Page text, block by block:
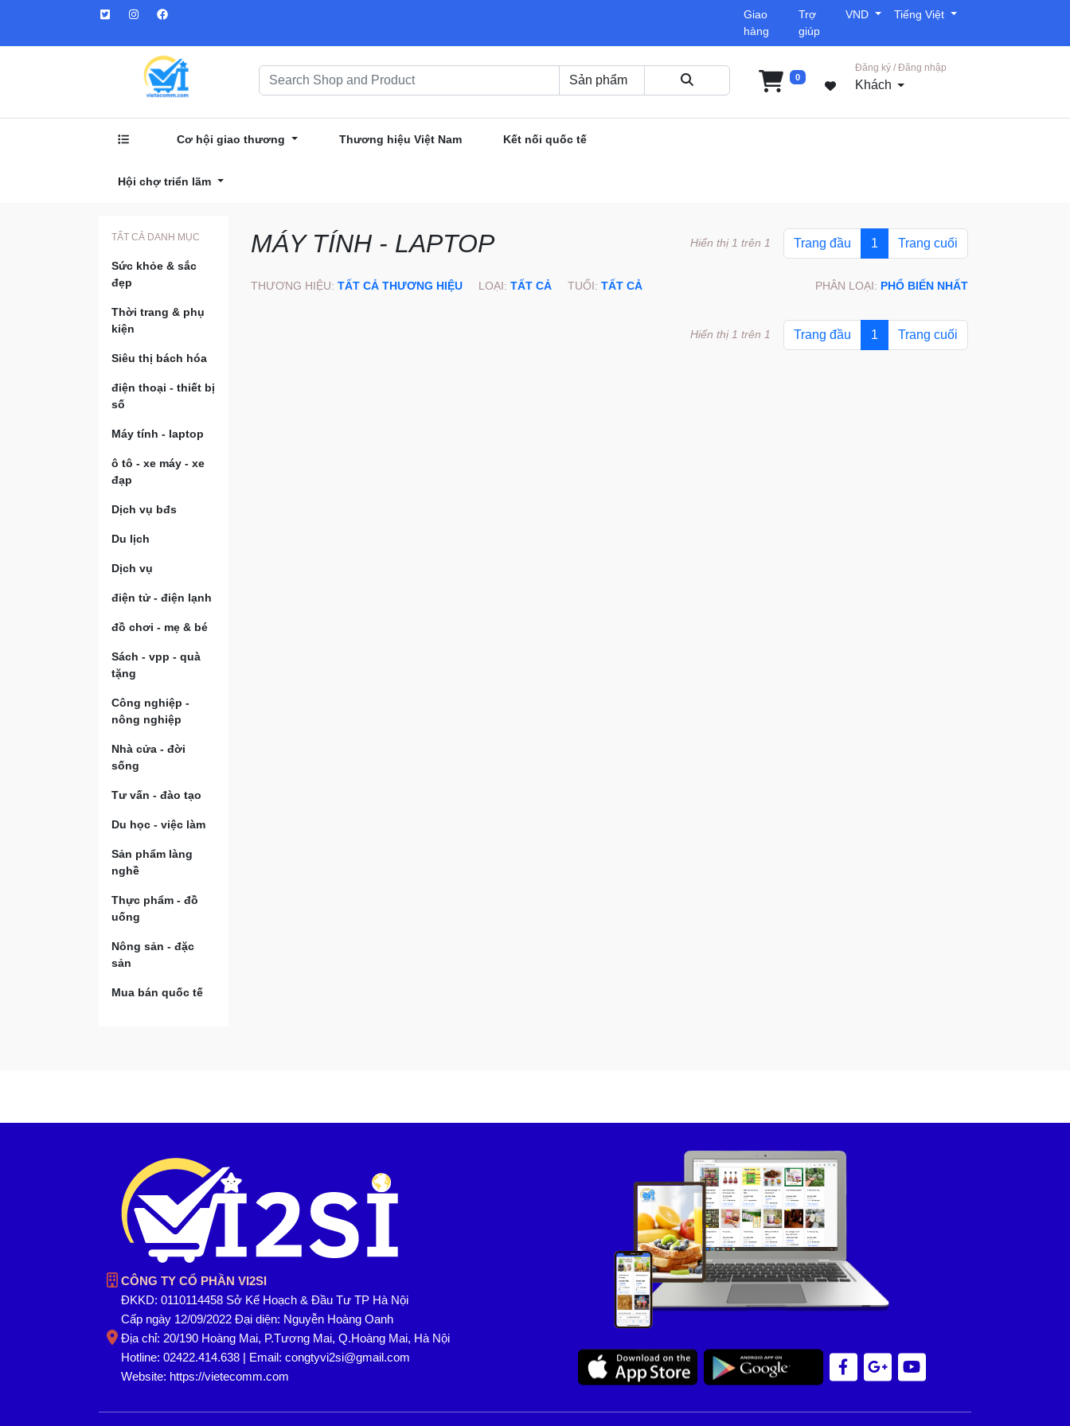
Giao
hàng
Trợ
giúp
VND Tiếng Việt
0
Đăng ký / Đăng nhập
Khách
Cơ hội giao thương Thương hiệu Việt Nam Kết nối quốc tế
Hội chợ triển lãm
TẤT CẢ DANH MỤC
Sức khỏe & sắc
đẹp
Thời trang & phụ
kiện
Siêu thị bách hóa
điện thoại - thiết bị
số
Máy tính - laptop
ô tô - xe máy - xe
đạp
Dịch vụ bđs
Du lịch
Dịch vụ
điện tử - điện lạnh
đồ chơi - mẹ & bé
Sách - vpp - quà
tặng
Công nghiệp -
nông nghiệp
Nhà cửa - đời
sống
Tư vấn - đào tạo
Du học - việc làm
Sản phẩm làng
nghề
Thực phẩm - đồ
uống
Nông sản - đặc
sản
Mua bán quốc tế
MÁY TÍNH - LAPTOP Trang đầu 1 Trang cuối
Hiển thị 1 trên 1
THƯƠNG HIỆU: TẤT CẢ THƯƠNG HIỆU LOẠI: TẤT CẢ TUỔI: TẤT CẢ PHÂN LOẠI: PHỔ BIẾN NHẤT
Trang đầu 1 Trang cuối
Hiển thị 1 trên 1
CÔNG TY CỔ PHẦN VI2SI
ĐKKD: 0110114458 Sở Kế Hoạch & Đầu Tư TP Hà Nội
Cấp ngày 12/09/2022 Đại diện: Nguyễn Hoàng Oanh
Địa chỉ: 20/190 Hoàng Mai, P.Tương Mai, Q.Hoàng Mai, Hà Nội
Hotline: 02422.414.638 | Email: congtyvi2si@gmail.com
Website: https://vietecomm.com